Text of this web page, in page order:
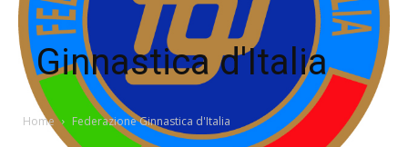
Ginnastica d'Italia
Home Federazione Ginnastica d'Italia